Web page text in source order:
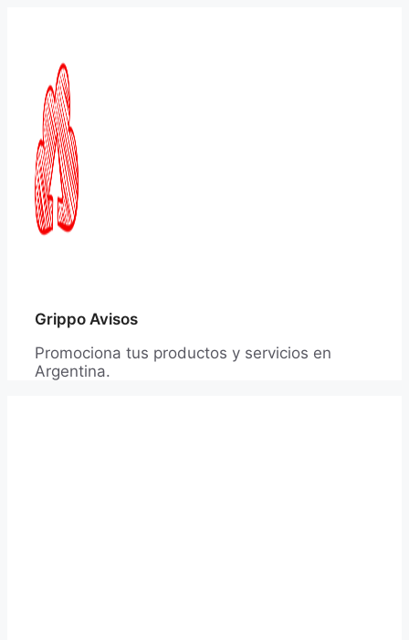
Grippo Avisos
Promociona tus productos y servicios en
Argentina.